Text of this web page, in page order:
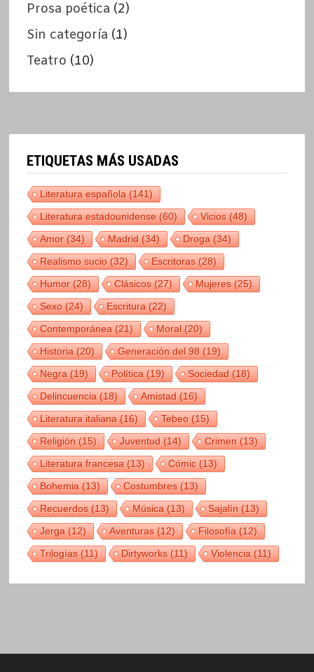
Prosa poética (2)
Sin categoría (1)
Teatro (10)
ETIQUETAS MÁS USADAS
Literatura española(141)
Literatura estadounidense(60) Vicios(48)
Amor(34) Madrid(34) Droga(34)
Realismo sucio(32) Escritoras(28)
Humor(28) Clásicos(27) Mujeres(25)
Sexo(24) Escritura(22)
Contemporánea(21) Moral(20)
Historia(20) Generación del 98(19)
Negra(19) Política(19) Sociedad(18)
Delincuencia(18) Amistad(16)
Literatura italiana(16) Tebeo(15)
Religión(15) Juventud(14) Crimen(13)
Literatura francesa(13) Cómic(13)
Bohemia(13) Costumbres(13)
Recuerdos(13) Música(13) Sajalín(13)
Jerga(12) Aventuras(12) Filosofía(12)
Trilogías(11) Dirtyworks(11) Violencia(11)